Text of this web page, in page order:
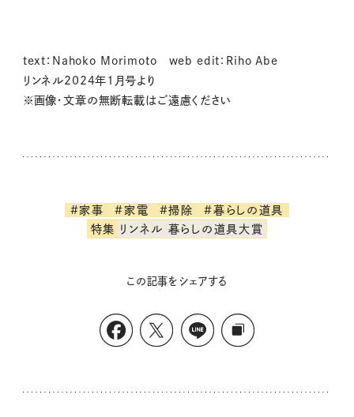
text：Nahoko Morimoto web edit：Riho Abe
リンネル2024年1月号より
※画像・文章の無断転載はご遠慮ください
#家事 #家電 #掃除
#暮らしの道具
特集
リンネル 暮らしの道具大賞
この記事をシェアする